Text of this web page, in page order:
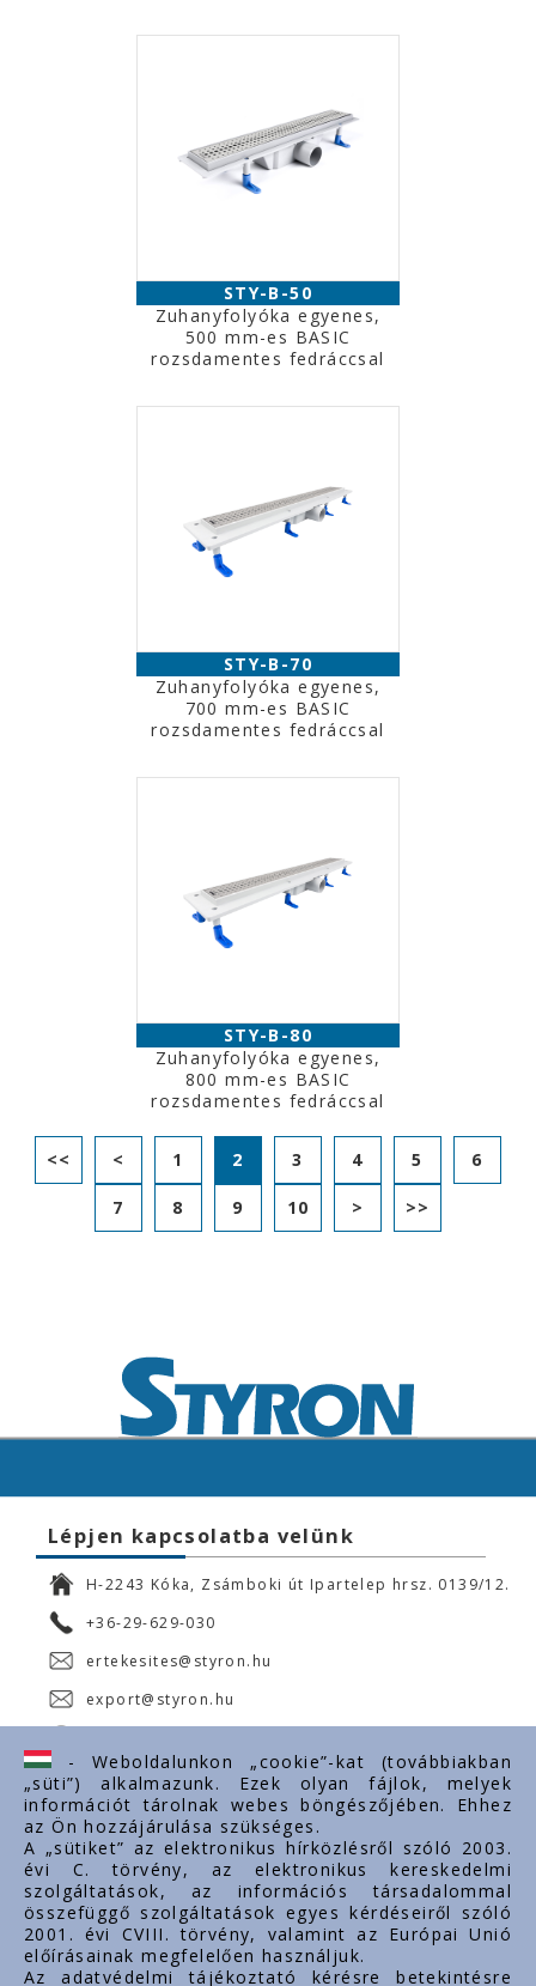
STY-B-50
Zuhanyfolyóka egyenes,
500 mm-es BASIC
rozsdamentes fedráccsal
STY-B-70
Zuhanyfolyóka egyenes,
700 mm-es BASIC
rozsdamentes fedráccsal
STY-B-80
Zuhanyfolyóka egyenes,
800 mm-es BASIC
rozsdamentes fedráccsal
<< < 1 2 3 4 5 6
7 8 9 10 > >>
Lépjen kapcsolatba velünk
H-2243 Kóka, Zsámboki út Ipartelep hrsz. 0139/12.
+36-29-629-030
ertekesites@styron.hu
export@styron.hu
Fontos linkek
Rólunk
Dokumentumok
Kapcsolat
Karrier
- Weboldalunkon „cookie”-kat (továbbiakban
„süti”) alkalmazunk. Ezek olyan fájlok, melyek
információt tárolnak webes böngészőjében. Ehhez
az Ön hozzájárulása szükséges.
A „sütiket” az elektronikus hírközlésről szóló 2003.
évi C. törvény, az elektronikus kereskedelmi
szolgáltatások, az információs társadalommal
összefüggő szolgáltatások egyes kérdéseiről szóló
2001. évi CVIII. törvény, valamint az Európai Unió
előírásainak megfelelően használjuk.
Az adatvédelmi tájékoztató kérésre betekintésre